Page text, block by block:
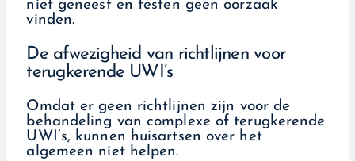
niet geneest en testen geen oorzaak
vinden.
De afwezigheid van richtlijnen voor
terugkerende UWI’s
Omdat er geen richtlijnen zijn voor de
behandeling van complexe of terugkerende
UWI’s, kunnen huisartsen over het
algemeen niet helpen.